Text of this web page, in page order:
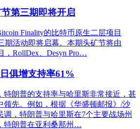
第三期即将开启
Finality的比特币原生二层项目
期活动即将启幕。本期头矿节将由
，RollDex、Desyn Pro…
俱增支持率61%
特朗普的支持率与哈里斯非常接近，甚
领先。例如，根据《华盛顿邮报》/沙
调，特朗普与哈里斯在7个主要战场州
特朗普在亚利桑那州…